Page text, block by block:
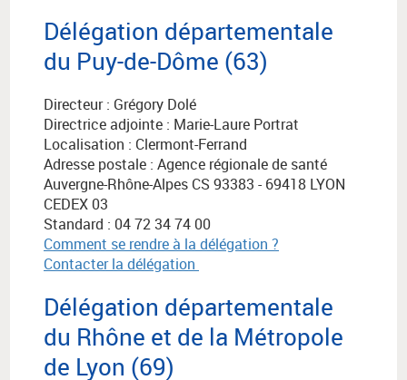
Délégation départementale
du Puy-de-Dôme (63)
Directeur : Grégory Dolé
Directrice adjointe : Marie-Laure Portrat
Localisation : Clermont-Ferrand
Adresse postale : Agence régionale de santé
Auvergne-Rhône-Alpes CS 93383 - 69418 LYON
CEDEX 03
Standard : 04 72 34 74 00
Comment se rendre à la délégation ?
Contacter la délégation
Délégation départementale
du Rhône et de la Métropole
de Lyon (69)